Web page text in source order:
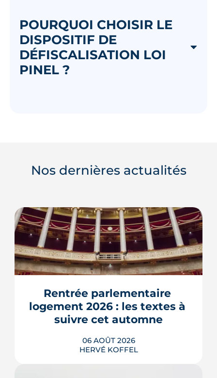
POURQUOI CHOISIR LE
DISPOSITIF DE
DÉFISCALISATION LOI
PINEL ?
Nos dernières actualités
Rentrée parlementaire
logement 2026 : les textes à
suivre cet automne
06 AOÛT 2026
HERVÉ KOFFEL